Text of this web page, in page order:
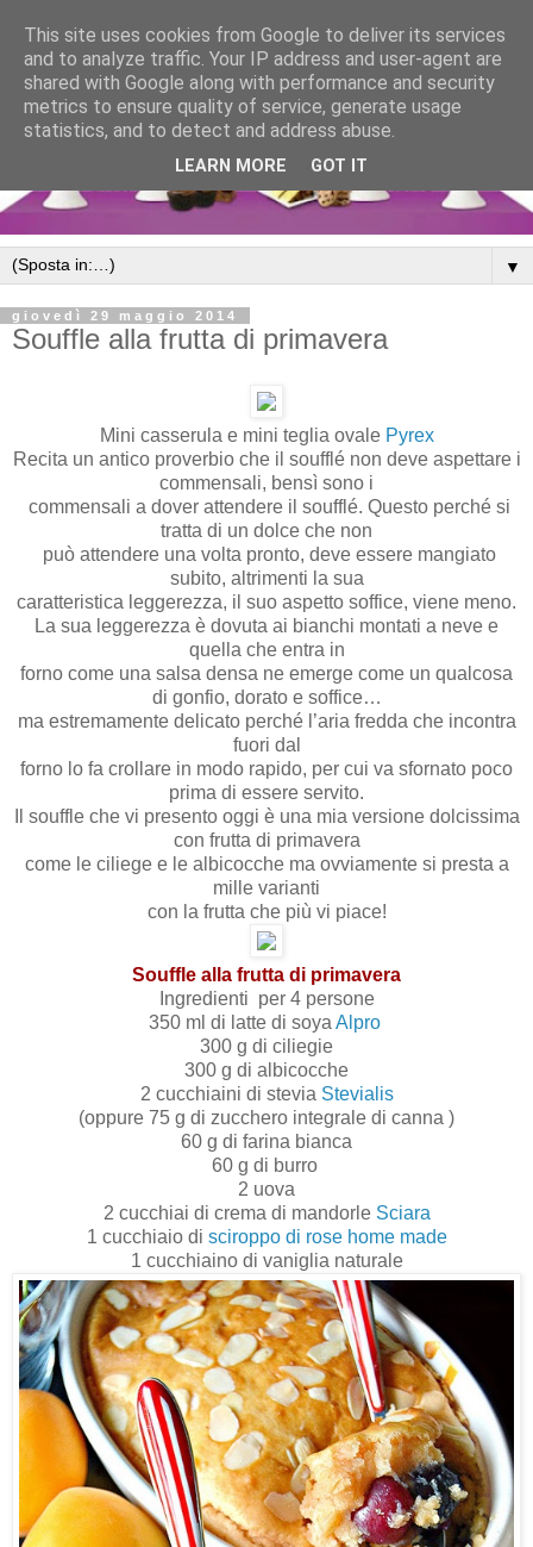
▼
giovedì 29 maggio 2014
Souffle alla frutta di primavera
Mini casserula e mini teglia ovale Pyrex
Recita un antico proverbio che il soufflé non deve aspettare i
commensali, bensì sono i
commensali a dover attendere il soufflé. Questo perché si
tratta di un dolce che non
può attendere una volta pronto, deve essere mangiato
subito, altrimenti la sua
caratteristica leggerezza, il suo aspetto soffice, viene meno.
La sua leggerezza è dovuta ai bianchi montati a neve e
quella che entra in
forno come una salsa densa ne emerge come un qualcosa
di gonfio, dorato e soffice…
ma estremamente delicato perché l’aria fredda che incontra
fuori dal
forno lo fa crollare in modo rapido, per cui va sfornato poco
prima di essere servito.
Il souffle che vi presento oggi è una mia versione dolcissima
con frutta di primavera
come le ciliege e le albicocche ma ovviamente si presta a
mille varianti
con la frutta che più vi piace!
Souffle alla frutta di primavera
Ingredienti per 4 persone
350 ml di latte di soya Alpro
300 g di ciliegie
300 g di albicocche
2 cucchiaini di stevia Stevialis
(oppure 75 g di zucchero integrale di canna )
60 g di farina bianca
60 g di burro
2 uova
2 cucchiai di crema di mandorleSciara
1 cucchiaio di sciroppo di rose home made
1 cucchiaino di vaniglia naturale
This site uses cookies from Google to deliver its services
and to analyze traffic. Your IP address and user-agent are
shared with Google along with performance and security
metrics to ensure quality of service, generate usage
statistics, and to detect and address abuse.
LEARN MORE GOT IT